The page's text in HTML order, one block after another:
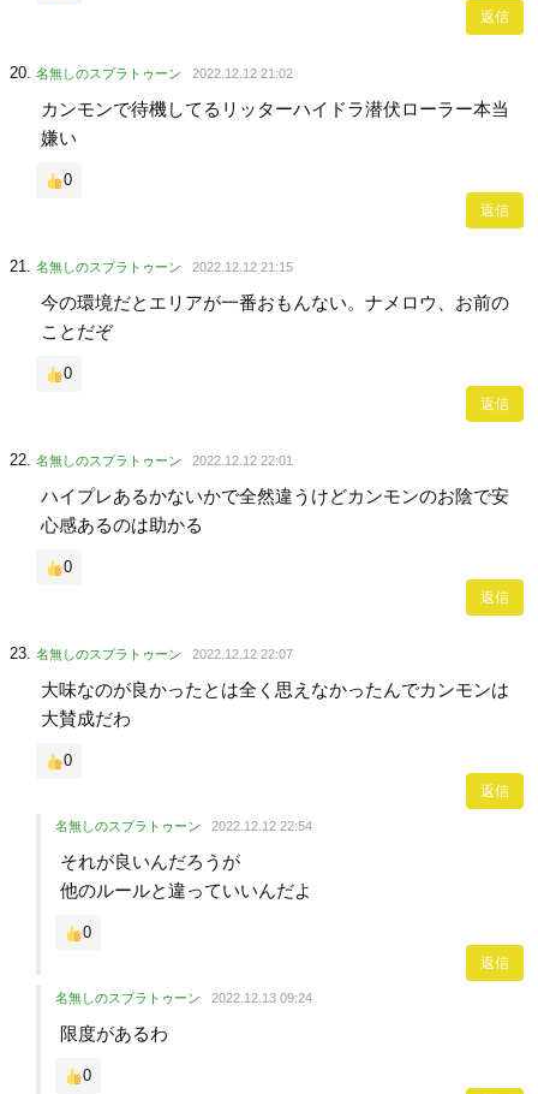
返信
名無しのスプラトゥーン 2022.12.12 21:02
カンモンで待機してるリッターハイドラ潜伏ローラー本当
嫌い
0
返信
名無しのスプラトゥーン 2022.12.12 21:15
今の環境だとエリアが一番おもんない。ナメロウ、お前の
ことだぞ
0
返信
名無しのスプラトゥーン 2022.12.12 22:01
ハイプレあるかないかで全然違うけどカンモンのお陰で安
心感あるのは助かる
0
返信
名無しのスプラトゥーン 2022.12.12 22:07
大味なのが良かったとは全く思えなかったんでカンモンは
大賛成だわ
0
返信
名無しのスプラトゥーン 2022.12.12 22:54
それが良いんだろうが
他のルールと違っていいんだよ
0
返信
名無しのスプラトゥーン 2022.12.13 09:24
限度があるわ
0